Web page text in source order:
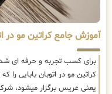
آموزش جامع کراتین مو در
برای کسب تجربه و حرفه ای شدن
کراتین مو در اتوبان بابایی را
یعنی عریس برگزار میشود،